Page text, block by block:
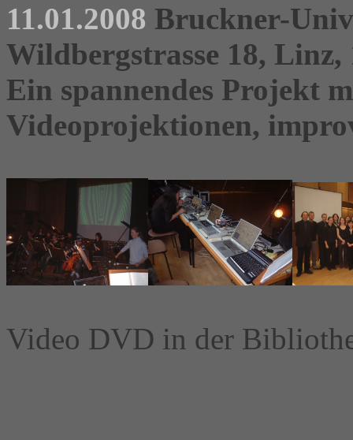
11.01.2008 Bruckner-
Wildbergstrasse 18, Linz,
Ein spannendes Projekt
Videoprojektionen,
Video DVD in der